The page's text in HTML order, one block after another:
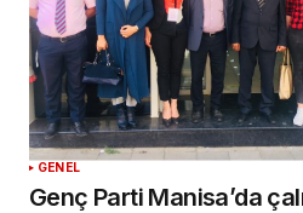
YORUM GÖNDER
GENEL
Genç Parti Manisa’da